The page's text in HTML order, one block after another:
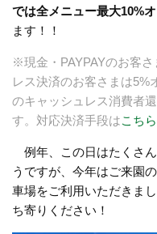
では全メニュー最大10%
ます！！
※現金・PAYPAYのお客さ
レス決済のお客さまは5%
のキャッシュレス消費者
す。対応決済手段はこちら
例年、この日はたくさ
うですが、今年はご来園
車場をご利用いただきま
ち寄りください！